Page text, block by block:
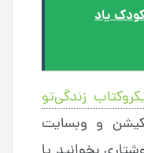
یاد
زندگی‌تو
و وبسایت